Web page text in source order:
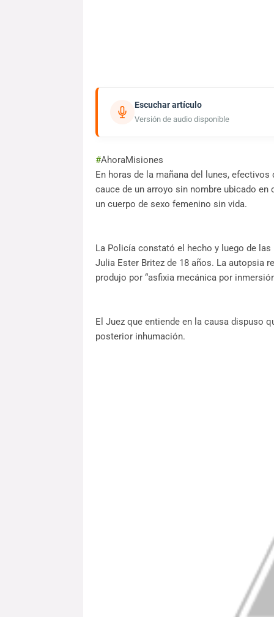
Escuchar artículo
Versión de audio disponible
#AhoraMisiones
En horas de la mañana del lunes,
cauce de un arroyo sin nombre ubicado en
un cuerpo de sexo femenino sin vida.
La Policía constató el hecho y luego de
Julia Ester Britez de 18 años. La autopsia
produjo por “asfixia mecánica por
El Juez que entiende en la causa dispuso
posterior inhumación.